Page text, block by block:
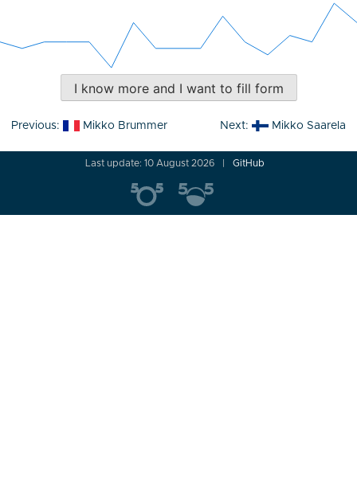
I know more and I want to fill form
Post
Previous: Mikko Brummer Next: Mikko Saarela
Last update: 10 August 2026 GitHub